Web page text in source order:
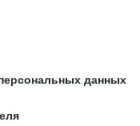
данных